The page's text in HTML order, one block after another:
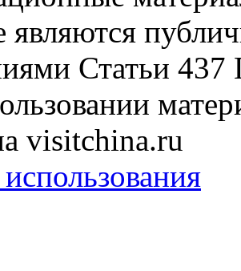
являются
Статьи 437
visitchina.ru